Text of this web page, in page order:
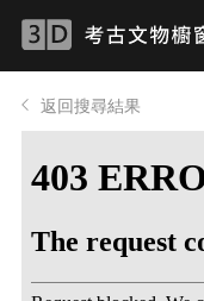
返回搜尋結果